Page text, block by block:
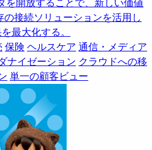
を開放することで、新しい価値
の接続ソリューションを活用し
最大化する。
保険 ヘルスケア 通信・メディア
ナイゼーション クラウドへの移
単一の顧客ビュー